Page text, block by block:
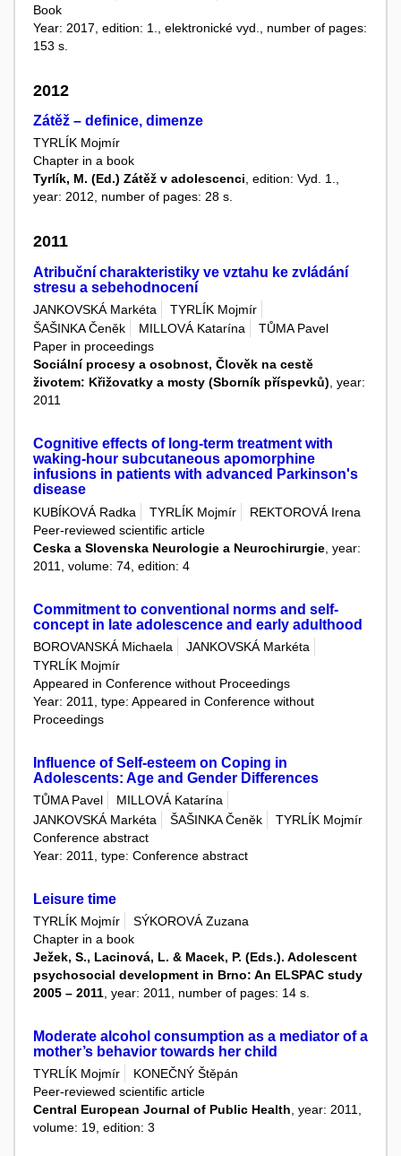
Book
Year: 2017, edition: 1., elektronické vyd., number of pages:
153 s.
2012
Zátěž – definice, dimenze
TYRLÍK Mojmír
Chapter in a book
Tyrlík, M. (Ed.) Zátěž v adolescenci, edition: Vyd. 1.,
year: 2012, number of pages: 28 s.
2011
Atribuční charakteristiky ve vztahu ke zvládání
stresu a sebehodnocení
JANKOVSKÁ Markéta
TYRLÍK Mojmír
ŠAŠINKA Čeněk
MILLOVÁ Katarína
TŮMA Pavel
Paper in proceedings
Sociální procesy a osobnost, Člověk na cestě
životem: Křižovatky a mosty (Sborník příspevků), year:
2011
Cognitive effects of long-term treatment with
waking-hour subcutaneous apomorphine
infusions in patients with advanced Parkinson's
disease
KUBÍKOVÁ Radka TYRLÍK Mojmír
REKTOROVÁ Irena
Peer-reviewed scientific article
Ceska a Slovenska Neurologie a Neurochirurgie , year:
2011, volume: 74, edition: 4
Commitment to conventional norms and self-
concept in late adolescence and early adulthood
BOROVANSKÁ Michaela
JANKOVSKÁ Markéta
TYRLÍK Mojmír
Appeared in Conference without Proceedings
Year: 2011, type: Appeared in Conference without
Proceedings
Influence of Self-esteem on Coping in
Adolescents: Age and Gender Differences
TŮMA Pavel
MILLOVÁ Katarína
JANKOVSKÁ Markéta
ŠAŠINKA Čeněk
TYRLÍK Mojmír
Conference abstract
Year: 2011, type: Conference abstract
Leisure time
TYRLÍK Mojmír
SÝKOROVÁ Zuzana
Chapter in a book
Ježek, S., Lacinová, L. & Macek, P. (Eds.). Adolescent
psychosocial development in Brno: An ELSPAC study
2005 – 2011 , year: 2011, number of pages: 14 s.
Moderate alcohol consumption as a mediator of a
mother’s behavior towards her child
TYRLÍK Mojmír
KONEČNÝ Štěpán
Peer-reviewed scientific article
Central European Journal of Public Health, year: 2011,
volume: 19, edition: 3